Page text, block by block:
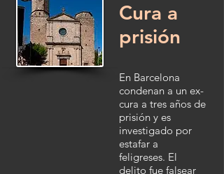
Cura a
prisión
En Barcelona
condenan a un ex-
cura a tres años de
prisión y es
investigado por
estafar a
feligreses. El
delito fue falsear